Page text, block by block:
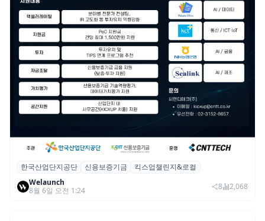
산단공·신보, 2026 ‘킥스업 챌린지&로컬’ 참
여 스타트업 모집
한국산업단지공단 신용보증기금
킥스업챌린지&로컬
Welaunch
8월 6일 오전 1:24
8 2,068